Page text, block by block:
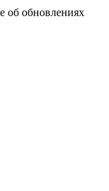
об обновлениях